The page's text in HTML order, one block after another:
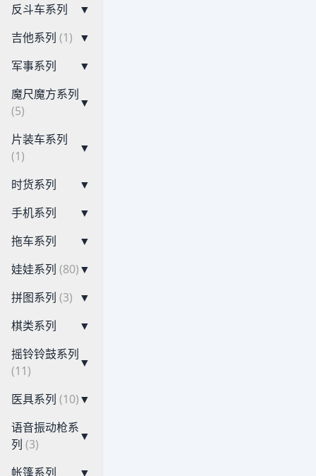
反斗车系列
▼
吉他系列 (1) ▼
军事系列
▼
魔尺魔方系列
(5)
▼
片装车系列
(1)
▼
时货系列
▼
手机系列
▼
拖车系列
▼
娃娃系列 (80)▼
拼图系列 (3) ▼
棋类系列
▼
摇铃铃鼓系列
(11)
▼
医具系列 (10)▼
语音振动枪系
列 (3)
▼
帐篷系列 ▼